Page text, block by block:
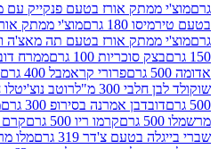
אורז בטעם פנקייק עם מייפל 180 גרם
גרם
אורז בטעם תה מאצ'ה וחלב 180 גרם
סוכריות 100 גרם
ממרח דובאי פטל חלבי 500
פרורי קראמבל 400 גרם
רוטב פירות יער
300 מ"ל
רוטב נוצ'יטלו חלבי 300 מ"ל
אמרנה בסירופ 300 גרם
מילוי קינמון 500 גרם
קרמו ריו 500 גרם
קרם פטל למילוי
צ'דר 319 גרם